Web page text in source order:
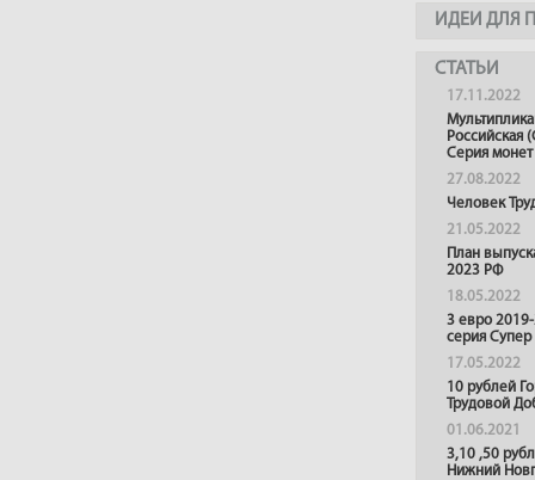
ИДЕИ ДЛЯ
СТАТЬИ
17.11.2022
Российская
Серия монет
27.08.2022
Человек
21.05.2022
План
2023 РФ
18.05.2022
3 евро
серия
17.05.2022
10 рублей
Трудовой
01.06.2021
3,10 ,50
Нижний